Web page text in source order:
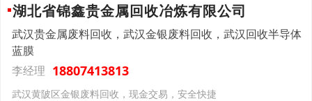
湖北省锦鑫贵金属回收冶炼有限公司
武汉贵金属废料回收，武汉金银废料回收，武汉回收半导体
蓝膜
李经理 18807413813
武汉黄陂区金银废料回收，现金交易，安全快捷